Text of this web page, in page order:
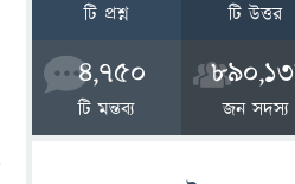
টি প্রশ্ন টি উত্তর
4,750
টি মন্তব্য জন সদস্য